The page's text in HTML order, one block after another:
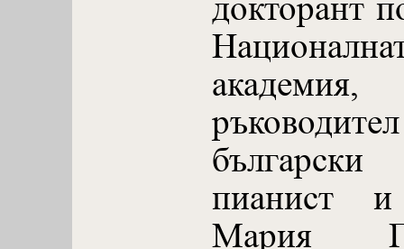
докторант
пианист
Мария